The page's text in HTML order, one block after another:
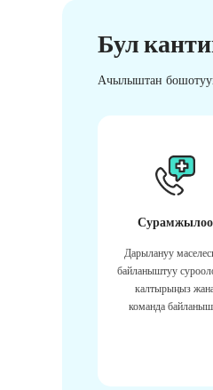
Бул
Ачылыштан
Сурамжылоо
Дарылануу
байланыштуу
калтырыңыз
команда